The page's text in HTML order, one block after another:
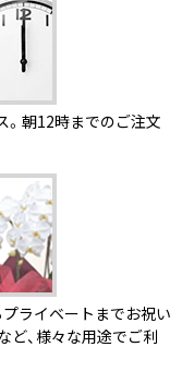
。朝12時までのご注文
ライベートまでお祝い
ど、様々な用途でご利